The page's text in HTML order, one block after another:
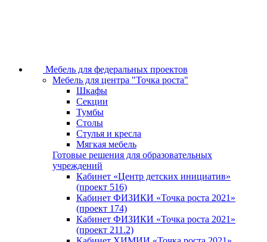
Мебель для федеральных проектов
Мебель для центра "Точка роста"
Шкафы
Секции
Тумбы
Столы
Стулья и кресла
Мягкая мебель
Готовые решения для образовательных
учреждений
Кабинет «Центр детских инициатив»
(проект 516)
Кабинет ФИЗИКИ «Точка роста 2021»
(проект 174)
Кабинет ФИЗИКИ «Точка роста 2021»
(проект 211.2)